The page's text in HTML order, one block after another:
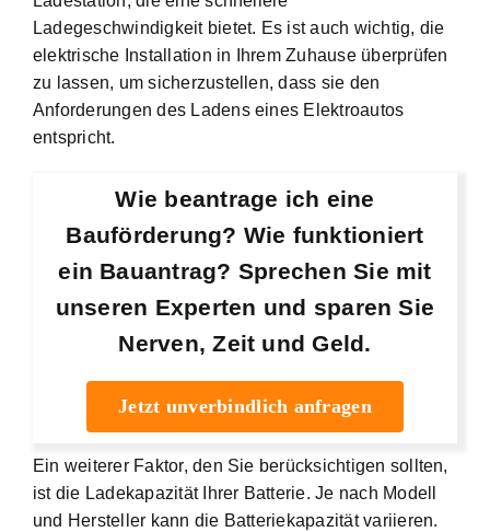
Ladegeschwindigkeit bietet. Es ist auch wichtig, die
elektrische Installation in Ihrem Zuhause überprüfen
zu lassen, um sicherzustellen, dass sie den
Anforderungen des Ladens eines Elektroautos
entspricht.
Wie beantrage ich eine
Bauförderung? Wie funktioniert
ein Bauantrag? Sprechen Sie mit
unseren Experten und sparen Sie
Nerven, Zeit und Geld.
Jetzt unverbindlich anfragen
Ein weiterer Faktor, den Sie berücksichtigen sollten,
ist die Ladekapazität Ihrer Batterie. Je nach Modell
und Hersteller kann die Batteriekapazität variieren.